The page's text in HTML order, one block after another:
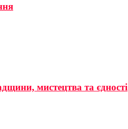
мистецтва та єдності